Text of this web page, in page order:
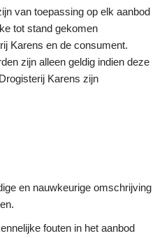
van toepassing op elk aanbod
tot stand gekomen
Karens en de consument.
zijn alleen geldig indien deze
Karens zijn
en nauwkeurige omschrijving
fouten in het aanbod